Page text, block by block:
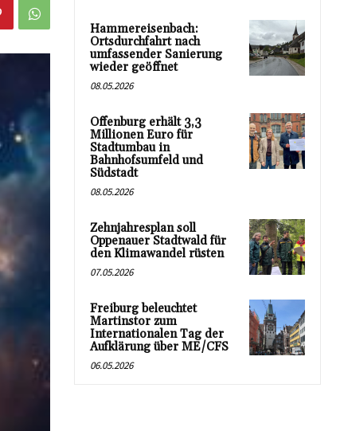
Hammereisenbach:
Ortsdurchfahrt nach
umfassender Sanierung
wieder geöffnet
08.05.2026
Offenburg erhält 3,3
Millionen Euro für
Stadtumbau in
Bahnhofsumfeld und
Südstadt
08.05.2026
Zehnjahresplan soll
Oppenauer Stadtwald für
den Klimawandel rüsten
07.05.2026
Freiburg beleuchtet
Martinstor zum
Internationalen Tag der
Aufklärung über ME/CFS
06.05.2026